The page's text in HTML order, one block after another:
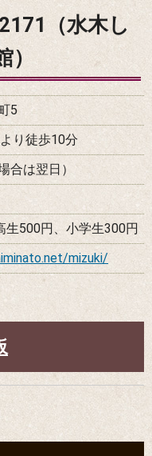
（水木し
5
り徒歩10分
合は翌日）
生500円、小学生300円
mizuki/